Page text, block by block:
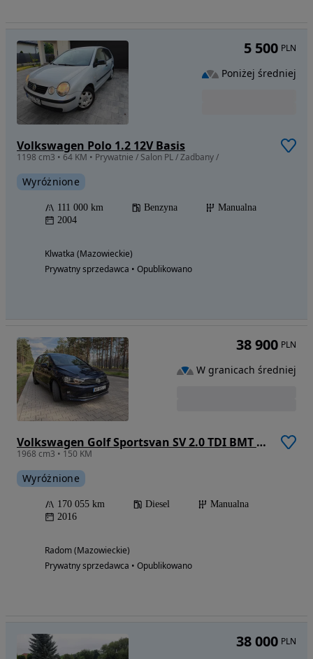
Volkswagen Polo 1.2 12V Basis
1198 cm3 • 64 KM • Prywatnie / Salon PL / Zadbany /
Wyróżnione
111 000 km Benzyna
Manualna
2004
Klwatka (Mazowieckie)
Prywatny sprzedawca • Opublikowano
5 500 PLN
Poniżej średniej
Volkswagen Golf Sportsvan SV 2.0 TDI BMT Highline
1968 cm3 • 150 KM
Wyróżnione
170 055 km Diesel
Manualna
2016
Radom (Mazowieckie)
Prywatny sprzedawca • Opublikowano
38 900 PLN
W granicach średniej
38 000 PLN